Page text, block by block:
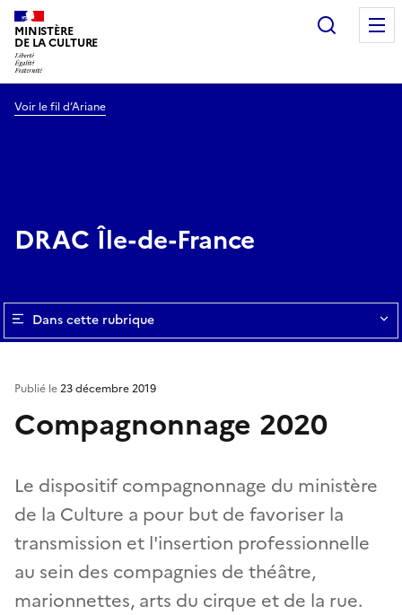
MINISTÈRE
DE LA CULTURE
Voir le fil d’Ariane
DRAC Île-de-France
Dans cette rubrique
Compagnonnage 2020
Le dispositif compagnonnage du ministère
de la Culture a pour but de favoriser la
transmission et l'insertion professionnelle
au sein des compagnies de théâtre,
marionnettes, arts du cirque et de la rue.
Publié le23 décembre 2019